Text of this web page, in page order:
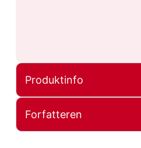
Produktinfo
Forfatteren